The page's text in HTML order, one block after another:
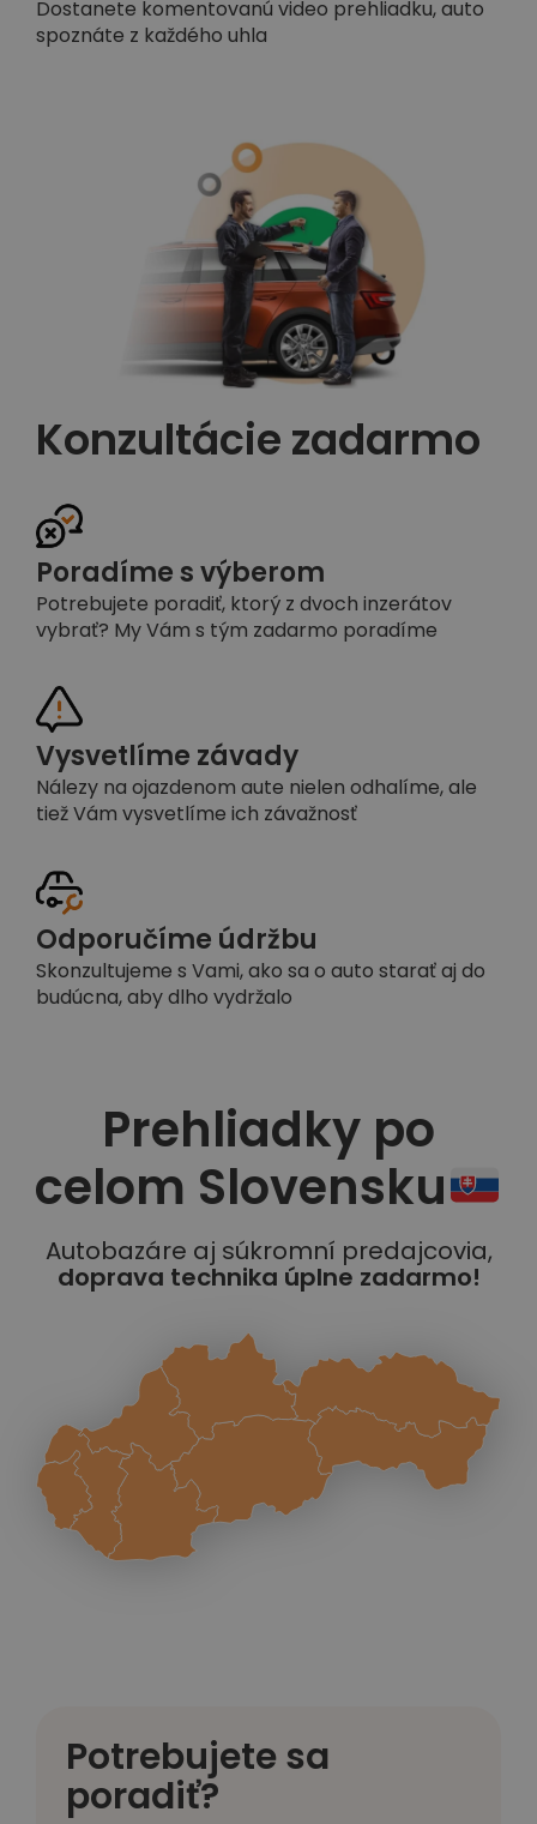
Dostanete komentovanú video prehliadku, auto
spoznáte z každého uhla
Konzultácie zadarmo
Poradíme s výberom
Potrebujete poradiť, ktorý z dvoch inzerátov
vybrať? My Vám s tým zadarmo poradíme
Vysvetlíme závady
Nálezy na ojazdenom aute nielen odhalíme, ale
tiež Vám vysvetlíme ich závažnosť
Odporučíme údržbu
Skonzultujeme s Vami, ako sa o auto starať aj do
budúcna, aby dlho vydržalo
Prehliadky po
celom Slovensku
Autobazáre aj súkromní predajcovia,
doprava technika úplne zadarmo!
Potrebujete sa
poradiť?